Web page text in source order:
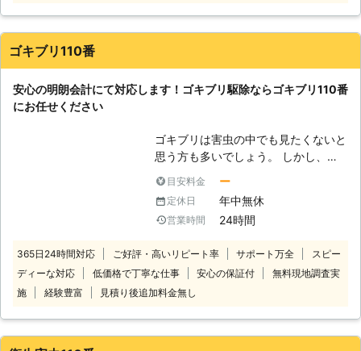
る業者に依頼するのがおすすめです。
「庭先でハチの巣を見つけた」「家の
周りにハチが飛んでいる」といったハ
す。 東京・大阪・横浜などを始め全
国の多くの加盟店と提携しております
ので、日本全国での対応が可能です。
すので、ハチ110番をよろしくお願い
します！ 【圧倒的満足度獲得！】 お
110番は「駆除対応満足度94%」を獲
得しました！ ※弊社受付の満足度調査
より ただ駆除するだけでなく、再発
ゴキブリ110番
安心の明朗会計にて対応します！ゴキブリ駆除ならゴキブリ110番
にお任せください
ゴキブリは害虫の中でも見たくないと
思う方も多いでしょう。 しかし、長
遇することもあるかと思います。 も
しそのようにゴキブリをお家で見つけ
てしまったら、新たに繁殖して増えて
きたいものです。 ですが、本当にゴ
キブリが完全に駆除できたかどうか
は、個人の判断では中々に難しいと思
リ駆除を生業としているゴキブリ110
目安料金 ー
定休日 年中無休
営業時間 24時間
365日24時間対応 ご好評・高いリピート率 サポート万全
スピー
ディーな対応
低価格で丁寧な仕事 安心の保証付
無料現地調査実
施
経験豊富 見積り後追加料金無し